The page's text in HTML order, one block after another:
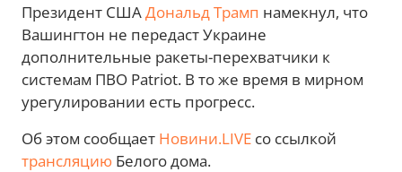
Президент СШАДональд Трамп намекнул, что
Вашингтон не передаст Украине
дополнительные ракеты-перехватчики к
системам ПВО Patriot. В то же время в мирном
урегулировании есть прогресс.
Об этом сообщает Новини.LIVE со ссылкой
трансляцию Белого дома.